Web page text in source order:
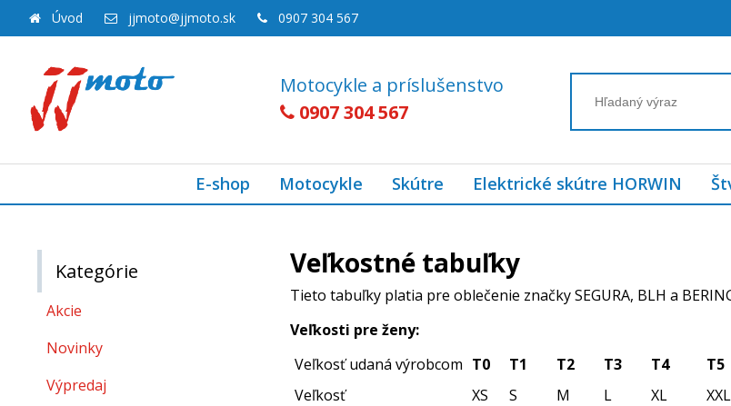
Motocykle a príslušenstvo
0907 304 567
Úvod jjmoto@jjmoto.sk 0907 304 567
E-shop Motocykle Skútre Elektrické skútre HORWIN
Veľkostné tabuľky
Tieto tabuľky platia pre oblečenie značky SEGURA, BLH a
Veľkosti pre ženy:
Veľkosť udaná výrobcom T0 T1 T2 T3 T4 T5
Veľkosť
XS S M L XL XXL
Kategórie
Akcie
Novinky
Výpredaj